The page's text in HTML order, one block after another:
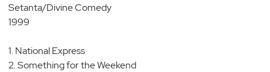
Setanta/Divine Comedy
1999
1. National Express
2. Something for the Weekend